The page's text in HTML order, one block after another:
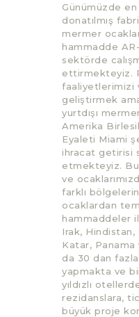
Günümüzde
donatılmış
mermer
hammadde AR-
sektörde
ettirmekteyiz.
faaliyetlerimizi
geliştirmek
yurtdışı
Amerika
Eyaleti Miami
ihracat getirisi
etmekteyiz.
ve
farklı
ocaklardan
hammaddeler
Irak, Hindistan,
Katar, Panama
da 30 dan
yapmakta ve
yıldızlı
rezidanslara,
büyük proje